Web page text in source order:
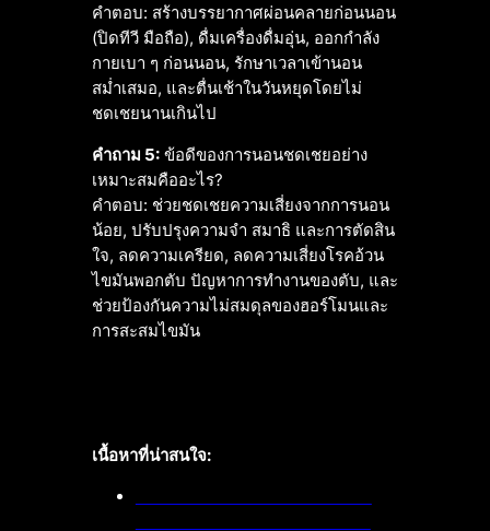
คำตอบ: สร้างบรรยากาศผ่อนคลายก่อนนอน
(ปิดทีวี มือถือ), ดื่มเครื่องดื่มอุ่น, ออกกำลัง
กายเบา ๆ ก่อนนอน, รักษาเวลาเข้านอน
สม่ำเสมอ, และตื่นเช้าในวันหยุดโดยไม่
ชดเชยนานเกินไป
คำถาม 5:ข้อดีของการนอนชดเชยอย่าง
เหมาะสมคืออะไร?
คำตอบ: ช่วยชดเชยความเสี่ยงจากการนอน
น้อย, ปรับปรุงความจำ สมาธิ และการตัดสิน
ใจ, ลดความเครียด, ลดความเสี่ยงโรคอ้วน
ไขมันพอกตับ ปัญหาการทำงานของตับ, และ
ช่วยป้องกันความไม่สมดุลของฮอร์โมนและ
การสะสมไขมัน
เนื้อหาที่น่าสนใจ: